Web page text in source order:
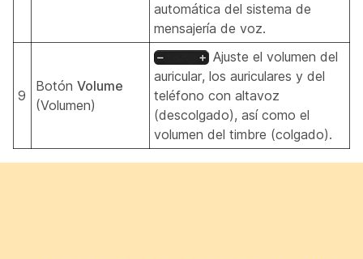
automática del sistema de
mensajería de voz.
9
Botón Volume
(Volumen)
Ajuste el volumen del
auricular, los auriculares y del
teléfono con altavoz
(descolgado), así como el
volumen del timbre (colgado).